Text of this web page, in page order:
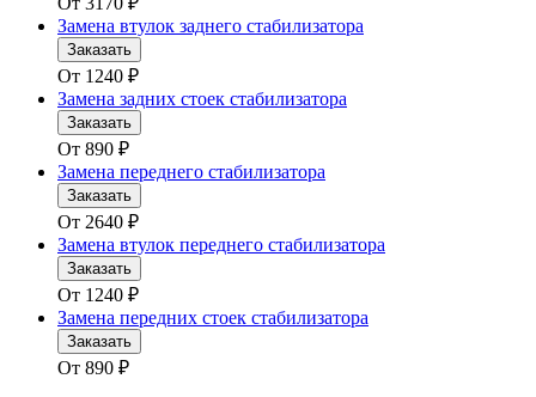
Замена втулок заднего стабилизатора
Заказать
От 1240 ₽
Замена задних стоек стабилизатора
Заказать
От 890 ₽
Замена переднего стабилизатора
Заказать
От 2640 ₽
Замена втулок переднего стабилизатора
Заказать
От 1240 ₽
Замена передних стоек стабилизатора
Заказать
От 890 ₽